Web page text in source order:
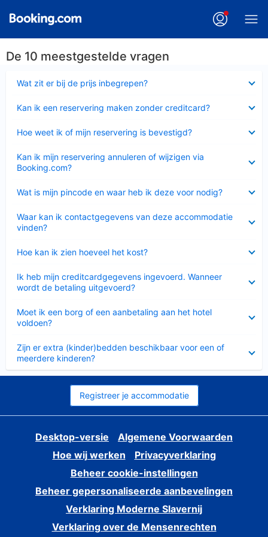
De 10 meestgestelde vragen
Wat zit er bij de prijs inbegrepen?
Kan ik een reservering maken zonder creditcard?
Hoe weet ik of mijn reservering is bevestigd?
Kan ik mijn reservering annuleren of wijzigen via
Booking.com?
Wat is mijn pincode en waar heb ik deze voor nodig?
Waar kan ik contactgegevens van deze accommodatie
vinden?
Hoe kan ik zien hoeveel het kost?
Ik heb mijn creditcardgegevens ingevoerd. Wanneer
wordt de betaling uitgevoerd?
Moet ik een borg of een aanbetaling aan het hotel
voldoen?
Zijn er extra (kinder)bedden beschikbaar voor een of
meerdere kinderen?
Registreer je accommodatie
Desktop-versie
Algemene Voorwaarden
Hoe wij werken
Privacyverklaring
Beheer cookie-instellingen
Beheer gepersonaliseerde aanbevelingen
Verklaring Moderne Slavernij
Verklaring over de Mensenrechten